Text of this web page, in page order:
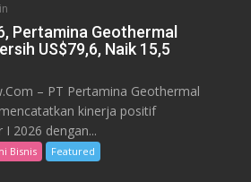
Pertamina Geothermal
US$79,6, Naik 15,5
– PT Pertamina Geothermal
kinerja positif
2026 dengan...
Bisnis Featured